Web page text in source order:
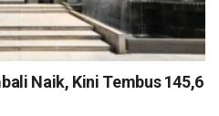
Naik, Kini Tembus 145,6